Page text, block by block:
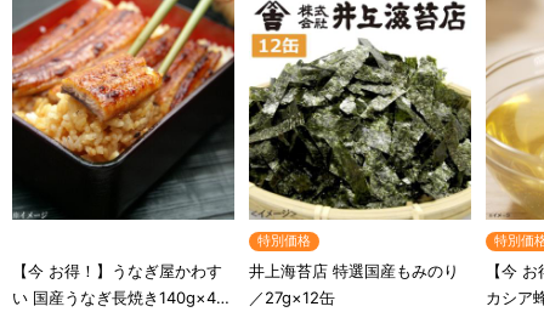
【今 お得！】うなぎ屋かわす
い 国産うなぎ長焼き140g×4尾
特別価格
井上海苔店 特選国産もみのり
／27g×12缶
特別価
【今
カシア